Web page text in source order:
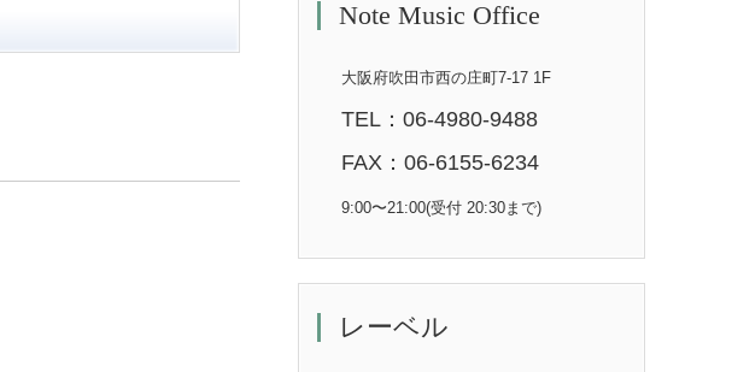
Note Music Office
大阪府吹田市西の庄町7-17 1F
TEL：06-4980-9488
FAX：06-6155-6234
9:00〜21:00(受付 20:30まで)
レーベル